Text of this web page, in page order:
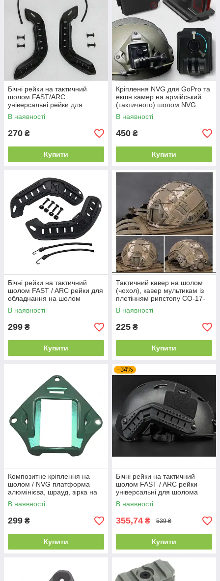
Бічні рейки на тактичний
шолом FAST/ARC
універсальні рейки для
обладнання на шолом
Чорний
В наявності
270 ₴
Купити
Кріплення NVG для GoPro та
екшн камер на армійський
(тактичного) шолом NVG
Mount (фікс)
В наявності
450 ₴
Купити
Бічні рейки на тактичний
шолом FAST / ARC рейки для
обладнання на шолом
універсальні Чорний
В наявності
299 ₴
Купити
Тактичний кавер на шолом
(чохол), кавер мультикам із
плетінням рипстопу CO-17-
DD
В наявності
225 ₴
Купити
Композитне кріплення на
шолом / NVG платформа
алюмінієва, шрауд, зірка на
тактичний шолом Зелений
В наявності
299 ₴
Купити
–34%
Бічні рейки на тактичний
шолом FAST / ARC рейки
універсальні для шолома
Чорний
В наявності
355,74 ₴ 539 ₴
Купити